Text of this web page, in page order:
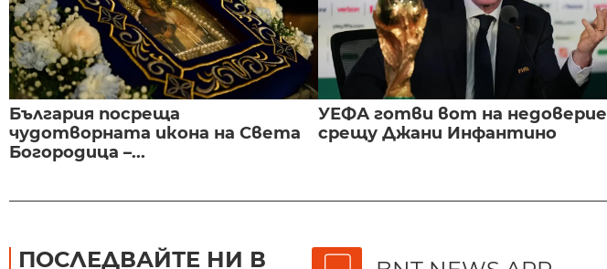
България посреща
чудотворната икона на Света
Богородица –...
УЕФА готви вот на недоверие
срещу Джани Инфантино
ПОСЛЕДВАЙТЕ НИ В